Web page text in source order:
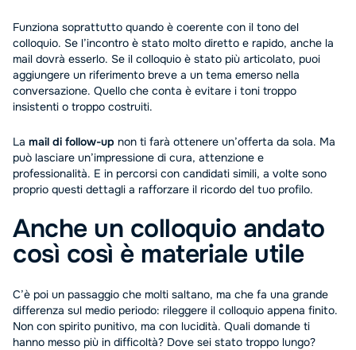
Funziona soprattutto quando è coerente con il tono del
colloquio. Se l’incontro è stato molto diretto e rapido, anche la
mail dovrà esserlo. Se il colloquio è stato più articolato, puoi
aggiungere un riferimento breve a un tema emerso nella
conversazione. Quello che conta è evitare i toni troppo
insistenti o troppo costruiti.
La mail di follow-up non ti farà ottenere un’offerta da sola. Ma
può lasciare un’impressione di cura, attenzione e
professionalità. E in percorsi con candidati simili, a volte sono
proprio questi dettagli a rafforzare il ricordo del tuo profilo.
Anche un colloquio andato
così così è materiale utile
C’è poi un passaggio che molti saltano, ma che fa una grande
differenza sul medio periodo: rileggere il colloquio appena finito.
Non con spirito punitivo, ma con lucidità. Quali domande ti
hanno messo più in difficoltà? Dove sei stato troppo lungo?